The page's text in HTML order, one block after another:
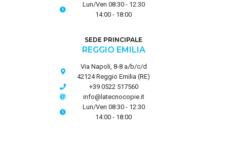
Lun/Ven 08:30 - 12:30
14:00 - 18:00
SEDE PRINCIPALE
REGGIO EMILIA
Via Napoli, 8-8 a/b/c/d
42124 Reggio Emilia (RE)
+39 0522 517560
info@latecnocopie.it
Lun/Ven 08:30 - 12:30
14:00 - 18:00